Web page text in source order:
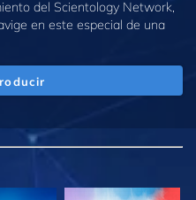
del Scientology Network,
en este especial de una